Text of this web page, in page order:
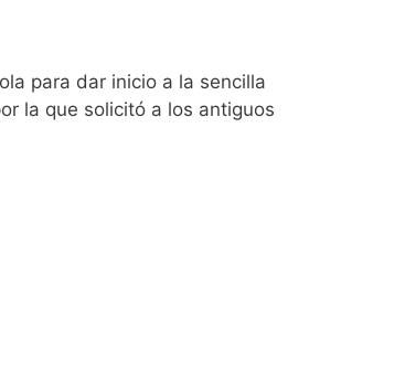
para dar inicio a la sencilla
la que solicitó a los antiguos